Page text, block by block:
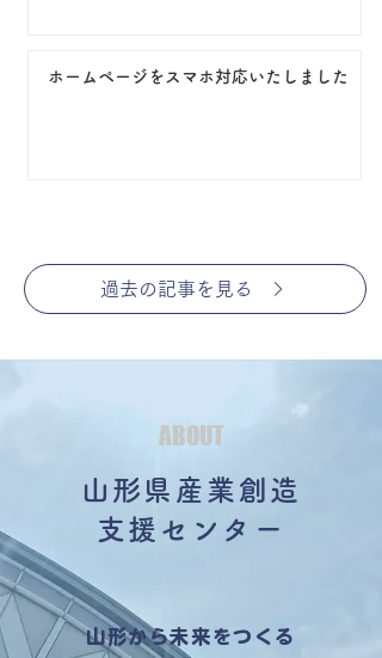
ホームページをスマホ対応いたしました
過去の記事を見る
ABOUT
山形県産業創造
支援センター
山形から未来をつくる